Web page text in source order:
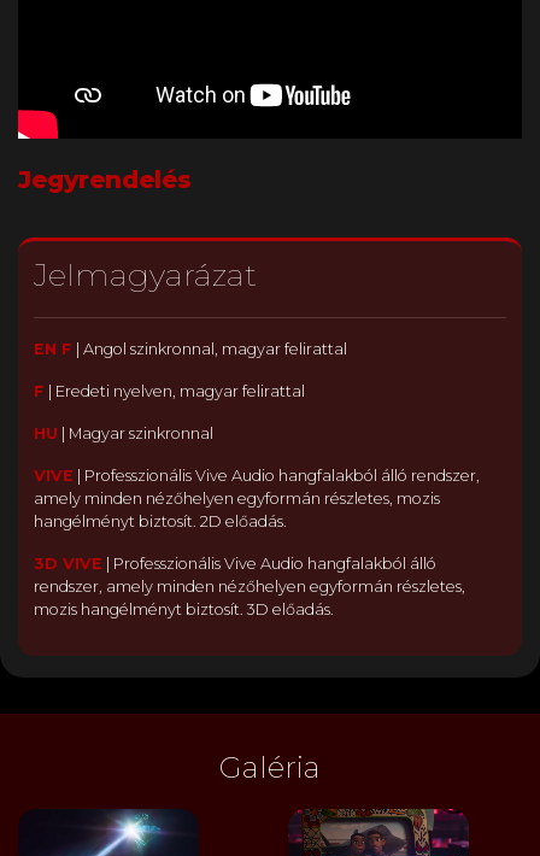
Jegyrendelés
Jelmagyarázat
EN F Angol szinkronnal, magyar felirattal
F Eredeti nyelven, magyar felirattal
HU Magyar szinkronnal
VIVE
Professzionális Vive Audio hangfalakból álló rendszer,
amely minden nézőhelyen egyformán részletes, mozis
hangélményt biztosít. 2D előadás.
3D VIVE
Professzionális Vive Audio hangfalakból álló
rendszer, amely minden nézőhelyen egyformán részletes,
mozis hangélményt biztosít. 3D előadás.
Galéria